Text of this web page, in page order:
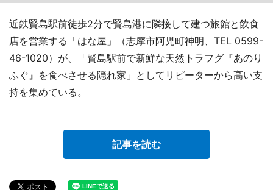
近鉄賢島駅前徒歩2分で賢島港に隣接して建つ旅館と飲食
店を営業する「はな屋」（志摩市阿児町神明、TEL 0599-
46-1020）が、「賢島駅前で新鮮な天然トラフグ『あのり
ふぐ』を食べさせる隠れ家」としてリピーターから高い支
持を集めている。
記事を読む